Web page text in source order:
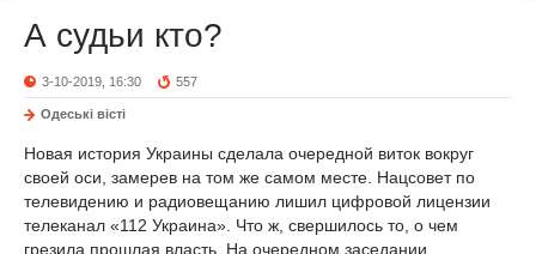
А судьи кто?
3-10-2019, 16:30 557
Одеськi вiстi
Новая история Украины сделала очередной виток вокруг
своей оси, замерев на том же самом месте. Нацсовет по
телевидению и радиовещанию лишил цифровой лицензии
телеканал «112 Украина». Что ж, свершилось то, о чем
грезила прошлая власть. На очередном заседании